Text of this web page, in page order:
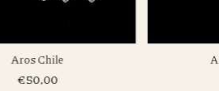
Aros Chile
€50,00